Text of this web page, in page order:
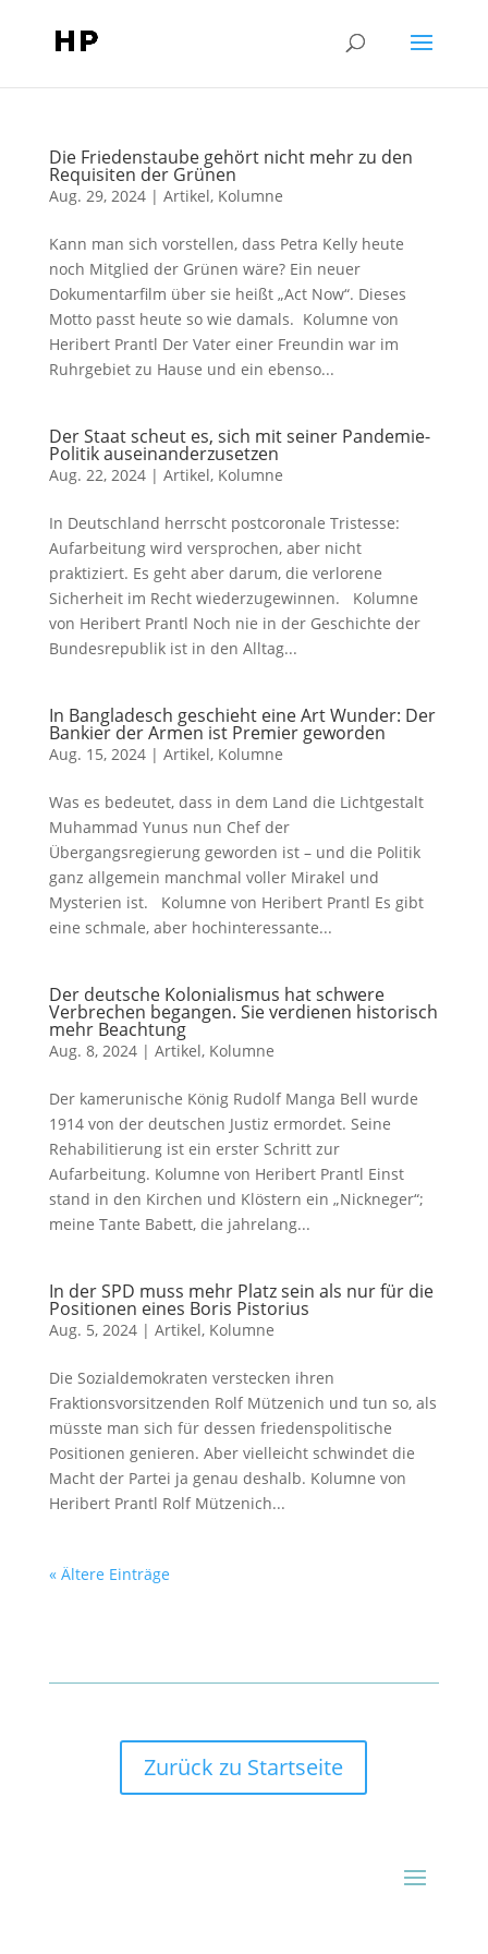
Die Friedenstaube gehört nicht mehr zu den
Requisiten der Grünen
Aug. 29, 2024| Artikel, Kolumne
Kann man sich vorstellen, dass Petra Kelly heute
noch Mitglied der Grünen wäre? Ein neuer
Dokumentarfilm über sie heißt „Act Now“. Dieses
Motto passt heute so wie damals. Kolumne von
Heribert Prantl Der Vater einer Freundin war im
Ruhrgebiet zu Hause und ein ebenso...
Der Staat scheut es, sich mit seiner Pandemie-
Politik auseinanderzusetzen
Aug. 22, 2024| Artikel, Kolumne
In Deutschland herrscht postcoronale Tristesse:
Aufarbeitung wird versprochen, aber nicht
praktiziert. Es geht aber darum, die verlorene
Sicherheit im Recht wiederzugewinnen. Kolumne
von Heribert Prantl Noch nie in der Geschichte der
Bundesrepublik ist in den Alltag...
In Bangladesch geschieht eine Art Wunder: Der
Bankier der Armen ist Premier geworden
Aug. 15, 2024| Artikel, Kolumne
Was es bedeutet, dass in dem Land die Lichtgestalt
Muhammad Yunus nun Chef der
Übergangsregierung geworden ist – und die Politik
ganz allgemein manchmal voller Mirakel und
Mysterien ist. Kolumne von Heribert Prantl Es gibt
eine schmale, aber hochinteressante...
Der deutsche Kolonialismus hat schwere
Verbrechen begangen. Sie verdienen historisch
mehr Beachtung
Aug. 8, 2024| Artikel, Kolumne
Der kamerunische König Rudolf Manga Bell wurde
1914 von der deutschen Justiz ermordet. Seine
Rehabilitierung ist ein erster Schritt zur
Aufarbeitung. Kolumne von Heribert Prantl Einst
stand in den Kirchen und Klöstern ein „Nickneger“;
meine Tante Babett, die jahrelang...
In der SPD muss mehr Platz sein als nur für die
Positionen eines Boris Pistorius
Aug. 5, 2024| Artikel, Kolumne
Die Sozialdemokraten verstecken ihren
Fraktionsvorsitzenden Rolf Mützenich und tun so, als
müsste man sich für dessen friedenspolitische
Positionen genieren. Aber vielleicht schwindet die
Macht der Partei ja genau deshalb. Kolumne von
Heribert Prantl Rolf Mützenich...
« Ältere Einträge
Zurück zu Startseite